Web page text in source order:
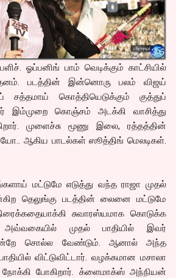
ஓப்பனிங் பாம் வெடிக்கும் காட்சியில்
படத்தின் இன்னொரு பலம் விஜய்
கொத்தியெடுக்கும் குத்துப்
இம்முறை கொஞ்சம் அடக்கி வாசித்து
முளைச்சு மூணு இலை, ரத்தத்தின்
ஆகிய பாடல்கள் ஸூத்திங் மெலடிகள்.
மட்டுமே எடுத்து வந்த ராஜா முதல்
தெலுங்கு படத்தின் லைனை மட்டுமே
சுவாரஸ்யமாக கொடுக்க
அவ்வகையில் முதல் பாதியில் இவர்
என்றே சொல்ல வேண்டும். ஆனால் அந்த
விட்டுவிட்டார். வழக்கமான மசாலா
போகிறார். க்ளைமாக்ஸ் அந்நியன்